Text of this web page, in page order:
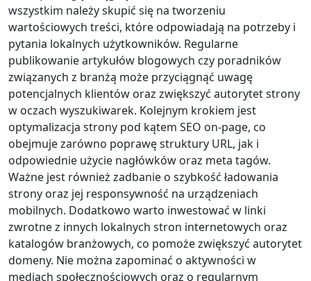
wszystkim należy skupić się na tworzeniu
wartościowych treści, które odpowiadają na potrzeby i
pytania lokalnych użytkowników. Regularne
publikowanie artykułów blogowych czy poradników
związanych z branżą może przyciągnąć uwagę
potencjalnych klientów oraz zwiększyć autorytet strony
w oczach wyszukiwarek. Kolejnym krokiem jest
optymalizacja strony pod kątem SEO on-page, co
obejmuje zarówno poprawę struktury URL, jak i
odpowiednie użycie nagłówków oraz meta tagów.
Ważne jest również zadbanie o szybkość ładowania
strony oraz jej responsywność na urządzeniach
mobilnych. Dodatkowo warto inwestować w linki
zwrotne z innych lokalnych stron internetowych oraz
katalogów branżowych, co pomoże zwiększyć autorytet
domeny. Nie można zapominać o aktywności w
mediach społecznościowych oraz o regularnym